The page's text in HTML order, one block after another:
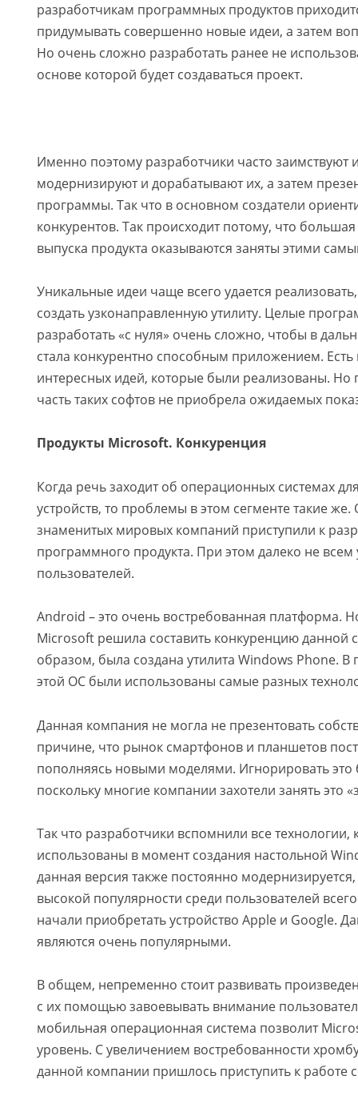
разработчикам программных продуктов
придумывать совершенно новые идеи, а затем
Но очень сложно разработать ранее не
основе которой будет создаваться проект.
Именно поэтому разработчики часто заимствуют
модернизируют и дорабатывают их, а затем
программы. Так что в основном создатели
конкурентов. Так происходит потому, что
выпуска продукта оказываются заняты этими
Уникальные идеи чаще всего удается
создать узконаправленную утилиту. Целые
разработать «с нуля» очень сложно, чтобы в
стала конкурентно способным приложением.
интересных идей, которые были реализованы. Но
часть таких софтов не приобрела ожидаемых
Продукты Microsoft. Конкуренция
Когда речь заходит об операционных системах
устройств, то проблемы в этом сегменте такие
знаменитых мировых компаний приступили к
программного продукта. При этом далеко не всем
пользователей.
Android – это очень востребованная платформа.
Microsoft решила составить конкуренцию данной
образом, была создана утилита Windows Phone. В
этой ОС были использованы самые разных
Данная компания не могла не презентовать
причине, что рынок смартфонов и планшетов
пополняясь новыми моделями. Игнорировать
поскольку многие компании захотели занять это
Так что разработчики вспомнили все
использованы в момент создания настольной
данная версия также постоянно
высокой популярности среди пользователей
начали приобретать устройство Apple и Google.
являются очень популярными.
В общем, непременно стоит развивать
с их помощью завоевывать внимание
мобильная операционная система позволит
уровень. С увеличением востребованности
данной компании пришлось приступить к работе